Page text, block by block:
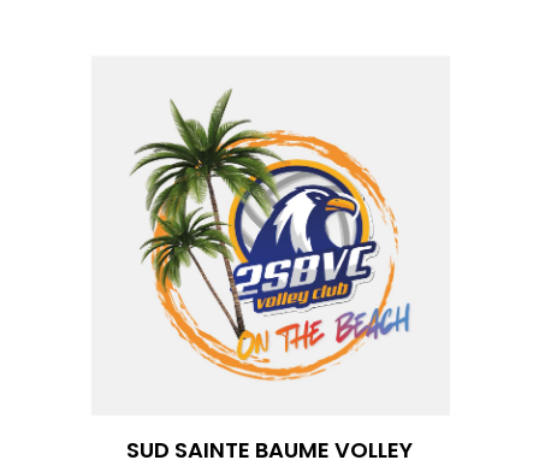
SUD SAINTE BAUME VOLLEY